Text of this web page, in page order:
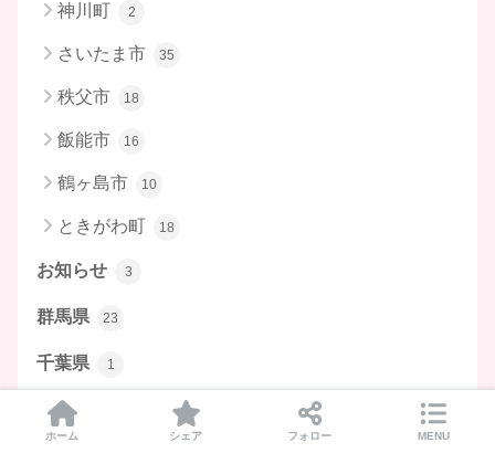
神川町 2
さいたま市 35
秩父市 18
飯能市 16
鶴ヶ島市 10
ときがわ町 18
お知らせ 3
群馬県 23
千葉県 1
栃木県
ホーム シェア フォロー MENU